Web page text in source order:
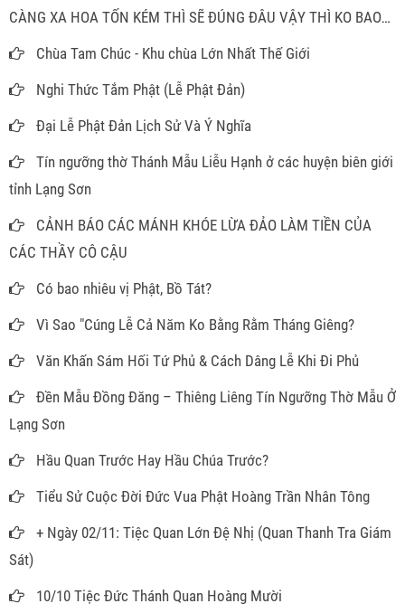
CÀNG XA HOA TỐN KÉM THÌ SẼ ĐÚNG ĐÂU VẬY THÌ KO BAO
GIỜ PHẢI MÂM CAO CỖ ĐẦY ĐỂ LÀM GÌ
Chùa Tam Chúc - Khu chùa Lớn Nhất Thế Giới
Nghi Thức Tắm Phật (Lễ Phật Đản)
Đại Lễ Phật Đản Lịch Sử Và Ý Nghĩa
Tín ngưỡng thờ Thánh Mẫu Liễu Hạnh ở các huyện biên giới
tỉnh Lạng Sơn
CẢNH BÁO CÁC MÁNH KHÓE LỪA ĐẢO LÀM TIỀN CỦA
CÁC THẦY CÔ CẬU
Có bao nhiêu vị Phật, Bồ Tát?
Vì Sao "Cúng Lễ Cả Năm Ko Bằng Rằm Tháng Giêng?
Văn Khấn Sám Hối Tứ Phủ & Cách Dâng Lễ Khi Đi Phủ
Đền Mẫu Đồng Đăng – Thiêng Liêng Tín Ngưỡng Thờ Mẫu Ở
Lạng Sơn
Hầu Quan Trước Hay Hầu Chúa Trước?
Tiểu Sử Cuộc Đời Đức Vua Phật Hoàng Trần Nhân Tông
+ Ngày 02/11: Tiệc Quan Lớn Đệ Nhị (Quan Thanh Tra Giám
Sát)
10/10 Tiệc Đức Thánh Quan Hoàng Mười